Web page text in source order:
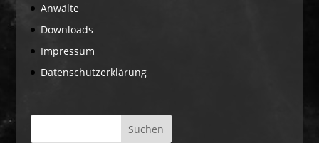
Anwälte
Downloads
Impressum
Datenschutzerklärung